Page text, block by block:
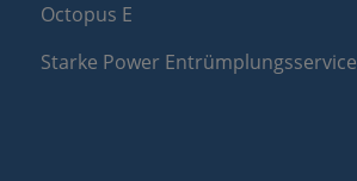
Octopus E
Starke Power Entrümplungsservice